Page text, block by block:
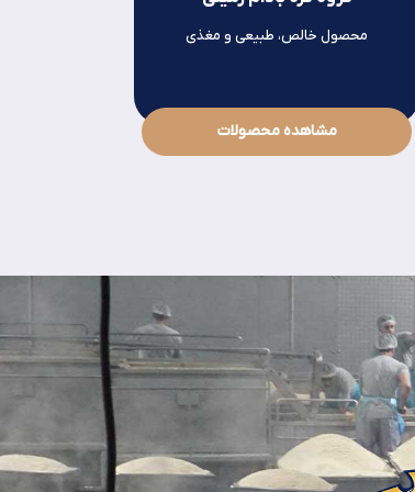
محصول خالص، طبیعی و مغذی
مشاهده محصولات